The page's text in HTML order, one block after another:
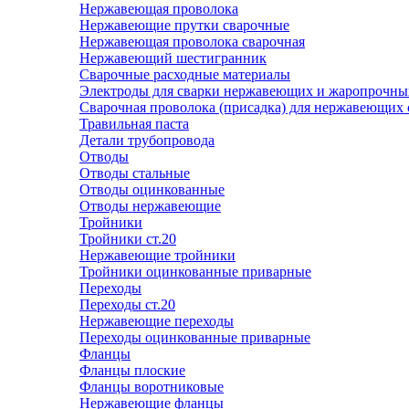
Нержавеющая проволока
Нержавеющие прутки сварочные
Нержавеющая проволока сварочная
Нержавеющий шестигранник
Сварочные расходные материалы
Электроды для сварки нержавеющих и
Сварочная проволока (присадка) для
Травильная паста
Детали трубопровода
Отводы
Отводы стальные
Отводы оцинкованные
Отводы нержавеющие
Тройники
Тройники ст.20
Нержавеющие тройники
Тройники оцинкованные приварные
Переходы
Переходы ст.20
Нержавеющие переходы
Переходы оцинкованные приварные
Фланцы
Фланцы плоские
Фланцы воротниковые
Нержавеющие фланцы